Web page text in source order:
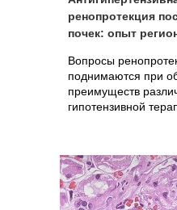
ренопротекция
почек: опыт
Вопросы
поднимаются при
преимуществ
гипотензивной